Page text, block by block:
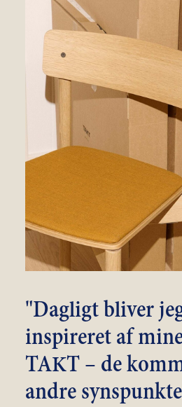
"Dagligt bliver
inspireret af
TAKT – de
andre